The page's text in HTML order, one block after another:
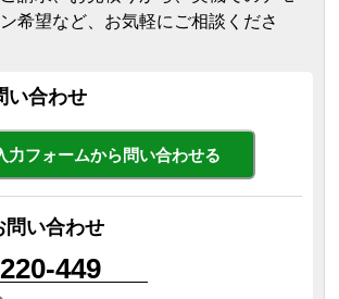
希望など、お気軽にご相談くださ
い合わせ
力フォームから問い合わせる
問い合わせ
449